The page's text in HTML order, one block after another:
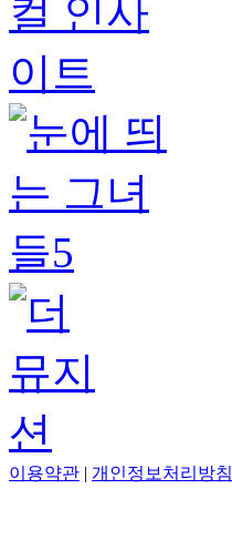
이용약관 개인정보처리방침